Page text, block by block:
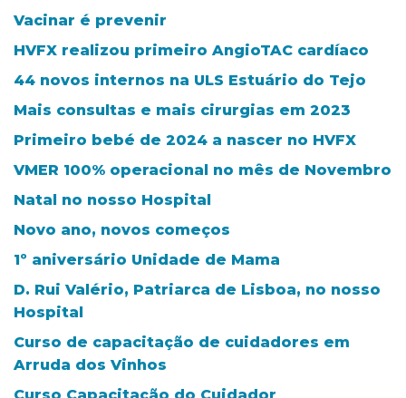
Vacinar é prevenir
HVFX realizou primeiro AngioTAC cardíaco
44 novos internos na ULS Estuário do Tejo
Mais consultas e mais cirurgias em 2023
Primeiro bebé de 2024 a nascer no HVFX
VMER 100% operacional no mês de Novembro
Natal no nosso Hospital
Novo ano, novos começos
1º aniversário Unidade de Mama
D. Rui Valério, Patriarca de Lisboa, no nosso
Hospital
Curso de capacitação de cuidadores em
Arruda dos Vinhos